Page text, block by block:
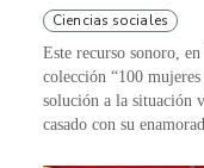
Ciencias sociales
Este recurso sonoro,
colección “100
solución a la situación
casado con su